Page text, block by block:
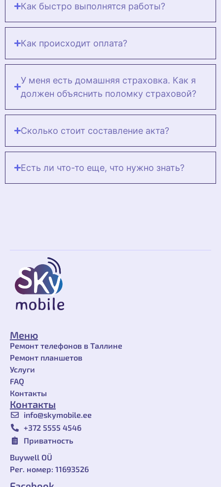
Как быстро выполнятся работы?
Как происходит оплата?
У меня есть домашняя страховка. Как я
должен объяснить поломку страховой?
Сколько стоит составление акта?
Есть ли что-то еще, что нужно знать?
Меню
Ремонт телефонов в Таллине
Ремонт планшетов
Услуги
FAQ
Контакты
Контакты
info@skymobile.ee
+372 ‎5555 4546
Приватность
Buywell OÜ
Рег. номер: 11693526